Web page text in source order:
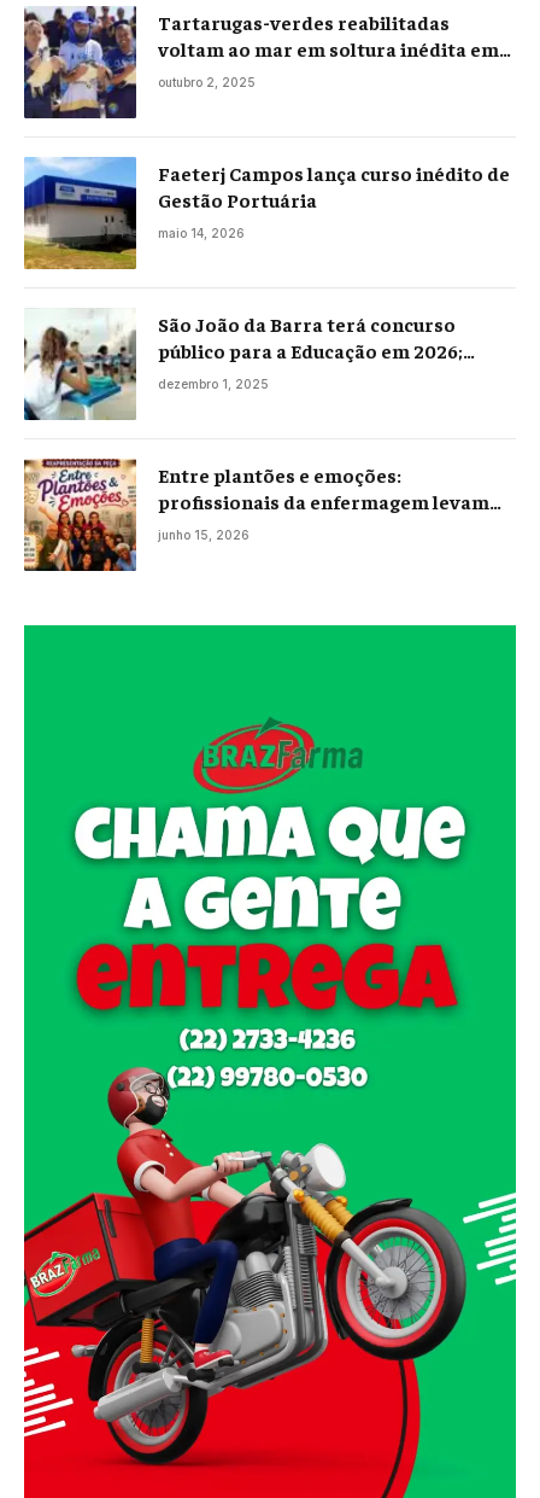
Tartarugas-verdes reabilitadas
voltam ao mar em soltura inédita em
Praia Seca
outubro 2, 2025
Faeterj Campos lança curso inédito de
Gestão Portuária
maio 14, 2026
São João da Barra terá concurso
público para a Educação em 2026;
projeto já está na Câmara
dezembro 1, 2025
Entre plantões e emoções:
profissionais da enfermagem levam
histórias reais ao palco em Campos
junho 15, 2026